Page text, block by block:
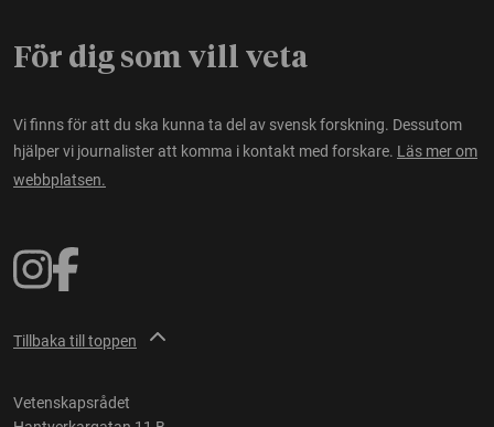
För dig som vill veta
Vi finns för att du ska kunna ta del av svensk forskning. Dessutom
hjälper vi journalister att komma i kontakt med forskare. Läs mer om
webbplatsen.
Tillbaka till toppen
Vetenskapsrådet